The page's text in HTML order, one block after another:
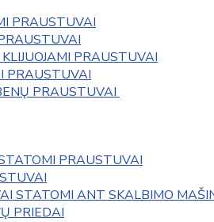
PRAUSTUVAI
PRAUSTUVAI
PRAUSTUVAI
PRAUSTUVAI
PRAUSTUVAI
STATOMI ANT SKALBIMO
PRIEDAI